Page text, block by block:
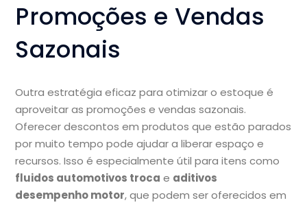
Promoções e Vendas
Sazonais
Outra estratégia eficaz para otimizar o estoque é
aproveitar as promoções e vendas sazonais.
Oferecer descontos em produtos que estão parados
por muito tempo pode ajudar a liberar espaço e
recursos. Isso é especialmente útil para itens como
fluidos automotivos troca e aditivos
desempenho motor, que podem ser oferecidos em